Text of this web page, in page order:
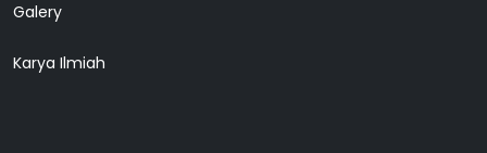
Galery
Karya Ilmiah